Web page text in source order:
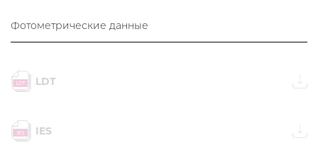
Фотометрические данные
LDT
IES